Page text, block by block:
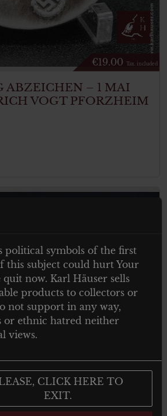
€19.00 Tax. included
ABZEICHEN – 1 MAI
VOGT PFORZHEIM
Parteitag Hamburg
Hamburg 24.2.34
Polit. Leiter 25.2.34
political symbols of the first
this subject could hurt Your
quit now. Karl Häuser sells
products to collectors or
not support in any way,
or ethnic hatred neither
views.
CLICK HERE TO
EXIT.